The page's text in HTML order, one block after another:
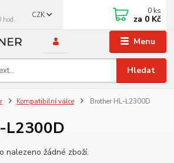
Menu
CZK
Hledat
0 ks
za 0 Kč
Kompatibilní válce Brother HL-L2300D
L2300D
nalezeno žádné zboží.